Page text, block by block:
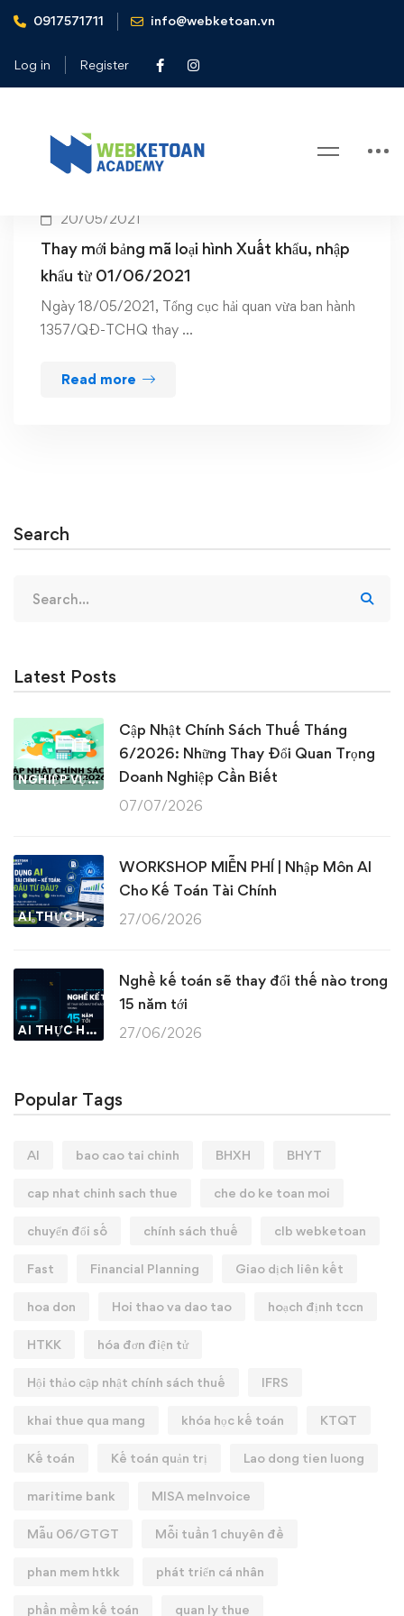
0917571711 info@webketoan.vn
Log in Register
Home bảng mã loại hình
Tag: bảng mã loại hình
20/05/2021
Thay mới bảng mã loại hình Xuất khẩu, nhập
khẩu từ 01/06/2021
Ngày 18/05/2021, Tổng cục hải quan vừa ban hành
1357/QĐ-TCHQ thay …
Read more
Search
for:
Latest Posts
NGHIỆP VỤ KẾ TOÁN & THUẾ
Cập Nhật Chính Sách Thuế Tháng
6/2026: Những Thay Đổi Quan Trọng
Doanh Nghiệp Cần Biết
07/07/2026
AI THỰC HÀNH
WORKSHOP MIỄN PHÍ | Nhập Môn AI
Cho Kế Toán Tài Chính
27/06/2026
AI THỰC HÀNH
Nghề kế toán sẽ thay đổi thế nào trong
15 năm tới
27/06/2026
Popular Tags
AI bao cao tai chinh BHXH BHYT
cap nhat chinh sach thue che do ke toan moi
chuyển đổi số chính sách thuế clb webketoan
Fast Financial Planning Giao dịch liên kết
hoa don Hoi thao va dao tao hoạch định tccn
HTKK hóa đơn điện tử
Hội thảo cập nhật chính sách thuế IFRS
khai thue qua mang khóa học kế toán KTQT
Kế toán Kế toán quản trị Lao dong tien luong
maritime bank MISA meInvoice
Mẫu 06/GTGT Mỗi tuần 1 chuyên đề
phan mem htkk phát triển cá nhân
phần mềm kế toán quan ly thue